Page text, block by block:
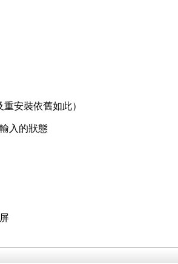
安裝依舊如此）
入的狀態